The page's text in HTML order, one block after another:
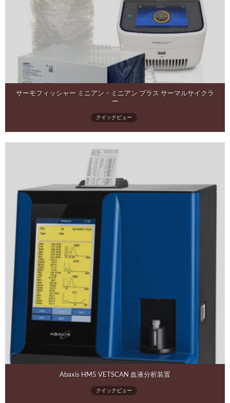
サーモフィッシャー ミニアン・ミニアン プラス サーマルサイクラ
ー
クイックビュー
Abaxis HM5 VETSCAN 血液分析装置
クイックビュー